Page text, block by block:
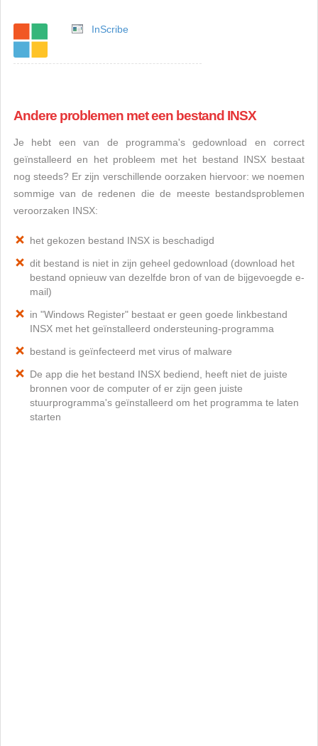
InScribe
Andere problemen met een bestand INSX
Je hebt een van de programma's gedownload en correct
geïnstalleerd en het probleem met het bestand INSX bestaat
nog steeds? Er zijn verschillende oorzaken hiervoor: we noemen
sommige van de redenen die de meeste bestandsproblemen
veroorzaken INSX:
het gekozen bestand INSX is beschadigd
dit bestand is niet in zijn geheel gedownload (download het
bestand opnieuw van dezelfde bron of van de bijgevoegde e-
mail)
in "Windows Register" bestaat er geen goede linkbestand
INSX met het geïnstalleerd ondersteuning-programma
bestand is geïnfecteerd met virus of malware
De app die het bestand INSX bediend, heeft niet de juiste
bronnen voor de computer of er zijn geen juiste
stuurprogramma's geïnstalleerd om het programma te laten
starten